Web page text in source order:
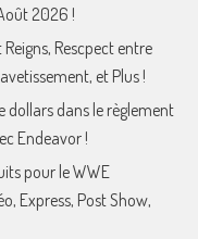
2026 !
Rescpect entre
et Plus !
dollars dans le règlement
Endeavor !
pour le WWE
Express, Post Show,